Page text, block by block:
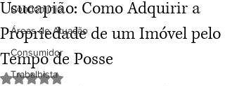
Condomínio
Áreas de Atuação
Consumidor
Trabalhista
Usucapião: Como Adquirir a
Propriedade de um Imóvel pelo
Tempo de Posse
Avaliado com NaN de 5 estrelas.